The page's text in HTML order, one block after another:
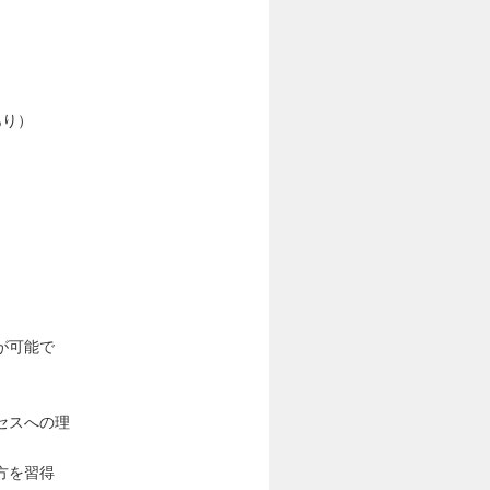
）
可能で
スへの理
を習得